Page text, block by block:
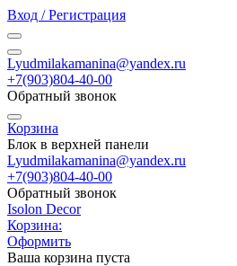
Вход / Регистрация
Lyudmilakamanina@yandex.ru
+7(903)804-40-00
Обратный звонок
Корзина
Блок в верхней панели
Lyudmilakamanina@yandex.ru
+7(903)804-40-00
Обратный звонок
Isolon Decor
Корзина:
Оформить
Ваша корзина пуста